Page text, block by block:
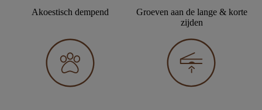
Akoestisch dempend
Groeven aan de lange & korte
zijden